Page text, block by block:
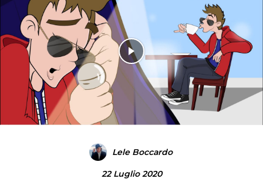
Lele Boccardo
22 Luglio 2020